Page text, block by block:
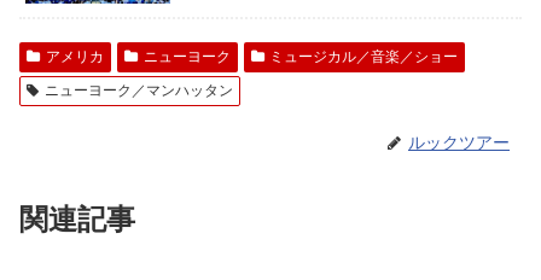
アメリカ ニューヨーク
ミュージカル／音楽／ショー
ニューヨーク／マンハッタン
ルックツアー
関連記事